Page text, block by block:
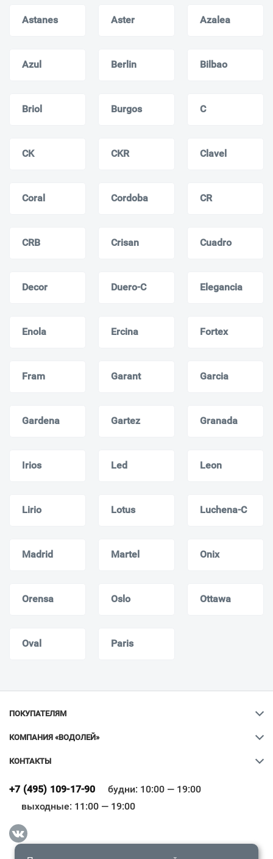
Astanes Aster Azalea
Azul Berlin Bilbao
Briol Burgos C
CK CKR Clavel
Coral Cordoba CR
CRB Crisan Cuadro
Decor Duero-C Elegancia
Enola Ercina Fortex
Fram Garant Garcia
Gardena Gartez Granada
Irios Led Leon
Lirio Lotus Luchena-C
Madrid Martel Onix
Orensa Oslo Ottawa
Oval Paris
ПОКУПАТЕЛЯМ
КОМПАНИЯ «ВОДОЛЕЙ»
КОНТАКТЫ
+7 (495) 109-17-90
будни: 10:00 — 19:00
выходные: 11:00 — 19:00
Всё верно